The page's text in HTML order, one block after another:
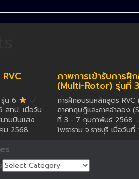
รุ่น 6
สทป. เมื่อวัน
ามบินแสง
ม 2568
ภาพการเข้ารับการฝึ
(Multi-Rotor) รุ่นที่
การฝึกอบรมหลักสูตร RVC
ภาคทฤษฎีและภาคจำลอง
ที่ 3 - 7 กุมภาพันธ์ 2568
โพธาราม จ.ราชบุรี เมื่อวัน